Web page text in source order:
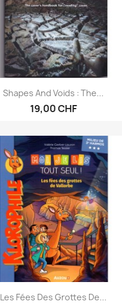
Vorschau
Shapes And Voids : The...
19,00 CHF
Vorschau
Les Fées Des Grottes De...